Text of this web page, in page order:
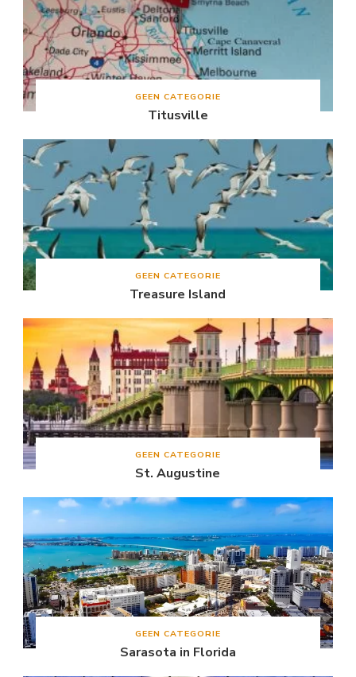
GEEN CATEGORIE
Titusville
GEEN CATEGORIE
Treasure Island
GEEN CATEGORIE
St. Augustine
GEEN CATEGORIE
Sarasota in Florida